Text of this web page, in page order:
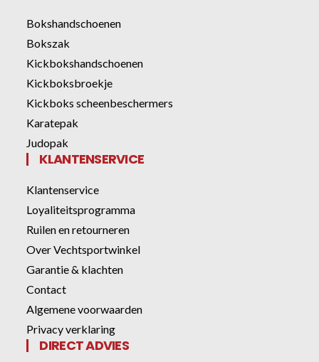
Bokshandschoenen
Bokszak
Kickbokshandschoenen
Kickboksbroekje
Kickboks scheenbeschermers
Karatepak
Judopak
KLANTENSERVICE
Klantenservice
Loyaliteitsprogramma
Ruilen en retourneren
Over Vechtsportwinkel
Garantie & klachten
Contact
Algemene voorwaarden
Privacy verklaring
DIRECT ADVIES